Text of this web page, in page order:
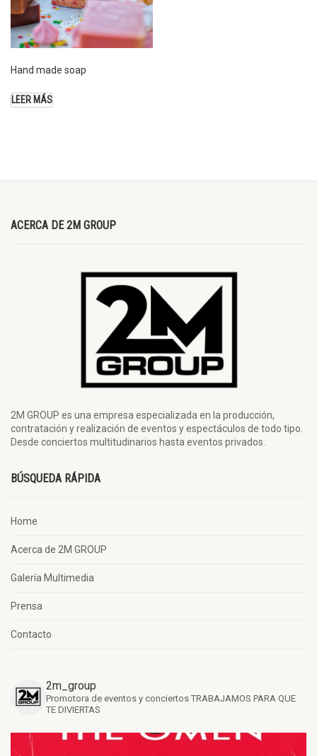
Hand made soap
LEER MÁS
ACERCA DE 2M GROUP
2M GROUP es una empresa especializada en la producción,
contratación y realización de eventos y espectáculos de todo tipo.
Desde conciertos multitudinarios hasta eventos privados.
BÚSQUEDA RÁPIDA
Home
Acerca de 2M GROUP
Galería Multimedia
Prensa
Contacto
2m_group
Promotora de eventos y conciertos TRABAJAMOS PARA QUE
TE DIVIERTAS